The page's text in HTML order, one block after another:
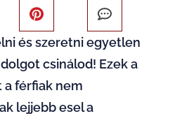
és szeretni egyetlen
csinálod! Ezek a
a férfiak nem
lejjebb esel a